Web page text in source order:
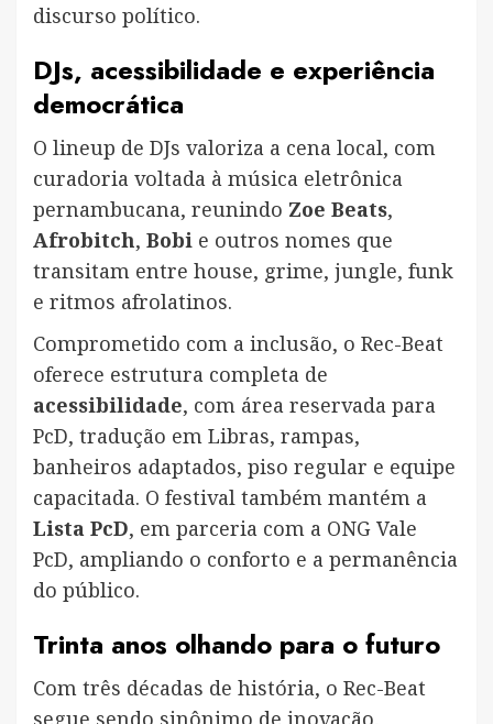
discurso político.
DJs, acessibilidade e experiência
democrática
O lineup de DJs valoriza a cena local, com
curadoria voltada à música eletrônica
pernambucana, reunindo Zoe Beats,
Afrobitch, Bobi e outros nomes que
transitam entre house, grime, jungle, funk
e ritmos afrolatinos.
Comprometido com a inclusão, o Rec-Beat
oferece estrutura completa de
acessibilidade, com área reservada para
PcD, tradução em Libras, rampas,
banheiros adaptados, piso regular e equipe
capacitada. O festival também mantém a
Lista PcD, em parceria com a ONG Vale
PcD, ampliando o conforto e a permanência
do público.
Trinta anos olhando para o futuro
Com três décadas de história, o Rec-Beat
segue sendo sinônimo de inovação,